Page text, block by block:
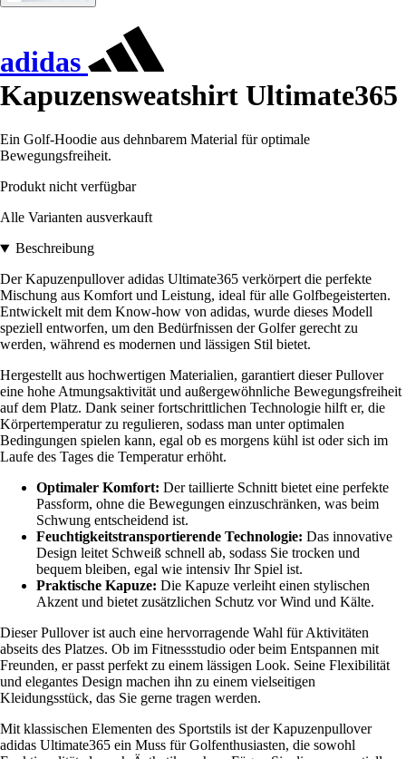
adidas
Kapuzensweatshirt Ultimate365
Ein Golf-Hoodie aus dehnbarem Material für optimale
Bewegungsfreiheit.
Produkt nicht verfügbar
Alle Varianten ausverkauft
Beschreibung
Der Kapuzenpullover adidas Ultimate365 verkörpert die perfekte
Mischung aus Komfort und Leistung, ideal für alle Golfbegeisterten.
Entwickelt mit dem Know-how von adidas, wurde dieses Modell
speziell entworfen, um den Bedürfnissen der Golfer gerecht zu
werden, während es modernen und lässigen Stil bietet.
Hergestellt aus hochwertigen Materialien, garantiert dieser Pullover
eine hohe Atmungsaktivität und außergewöhnliche Bewegungsfreiheit
auf dem Platz. Dank seiner fortschrittlichen Technologie hilft er, die
Körpertemperatur zu regulieren, sodass man unter optimalen
Bedingungen spielen kann, egal ob es morgens kühl ist oder sich im
Laufe des Tages die Temperatur erhöht.
Optimaler Komfort: Der taillierte Schnitt bietet eine perfekte
Passform, ohne die Bewegungen einzuschränken, was beim
Schwung entscheidend ist.
Feuchtigkeitstransportierende Technologie: Das innovative
Design leitet Schweiß schnell ab, sodass Sie trocken und
bequem bleiben, egal wie intensiv Ihr Spiel ist.
Praktische Kapuze: Die Kapuze verleiht einen stylischen
Akzent und bietet zusätzlichen Schutz vor Wind und Kälte.
Dieser Pullover ist auch eine hervorragende Wahl für Aktivitäten
abseits des Platzes. Ob im Fitnessstudio oder beim Entspannen mit
Freunden, er passt perfekt zu einem lässigen Look. Seine Flexibilität
und elegantes Design machen ihn zu einem vielseitigen
Kleidungsstück, das Sie gerne tragen werden.
Mit klassischen Elementen des Sportstils ist der Kapuzenpullover
adidas Ultimate365 ein Muss für Golfenthusiasten, die sowohl